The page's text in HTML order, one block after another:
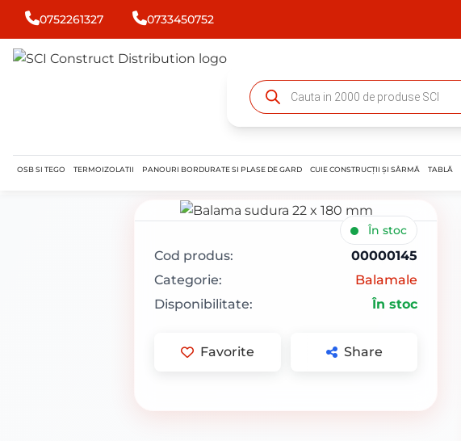
0752261327 0733450752
OSB SI TEGO TERMOIZOLATII PANOURI BORDURATE SI PLASE DE GARD CUIE CONSTRUCȚII ȘI SÂRMĂ TABLĂ
În stoc
Cod produs:
00000145
Categorie:
Balamale
Disponibilitate:
În stoc
Favorite Share